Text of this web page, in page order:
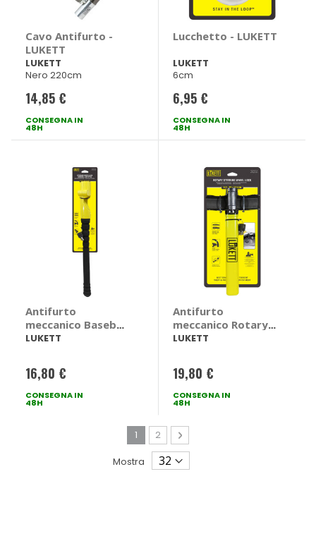
Cavo Antifurto -
LUKETT
LUKETT
Nero 220cm
14,85 €
CONSEGNA IN
48H
Lucchetto - LUKETT
LUKETT
6cm
6,95 €
CONSEGNA IN
48H
Antifurto
meccanico Baseball
Bat Style - LUKETT
LUKETT
16,80 €
CONSEGNA IN
48H
Antifurto
meccanico Rotary
Steering Wheel
LUKETT
19,80 €
CONSEGNA IN
48H
Pagina
Attualmente stai leggendo la pagina
1 Pagina
2 Pagina
Avanti
Mostra